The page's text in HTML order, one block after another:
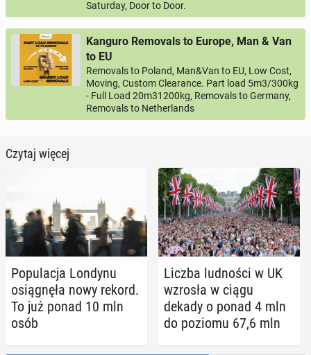
Saturday, Door to Door.
Kanguro Removals to Europe, Man & Van
to EU
Removals to Poland, Man&Van to EU, Low Cost,
Moving, Custom Clearance. Part load 5m3/300kg
- Full Load 20m31200kg, Removals to Germany,
Removals to Netherlands
Czytaj więcej
Po­pu­la­cja Londynu
osią­gnę­ła nowy rekord.
To już ponad 10 mln
osób
Liczba lud­no­ści w UK
wzrosła w ciągu
dekady o ponad 4 mln
do poziomu 67,6 mln